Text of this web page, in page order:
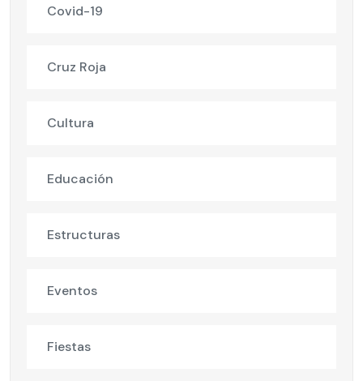
Covid-19
Cruz Roja
Cultura
Educación
Estructuras
Eventos
Fiestas